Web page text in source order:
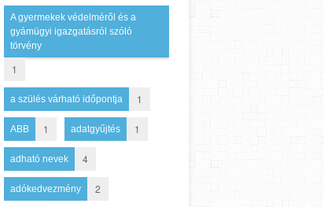
A gyermekek védelméről és a
gyámügyi igazgatásról szóló
törvény
1
a szülés várható időpontja 1
ABB 1 adatgyűjtés 1
adható nevek 4
adókedvezmény 2